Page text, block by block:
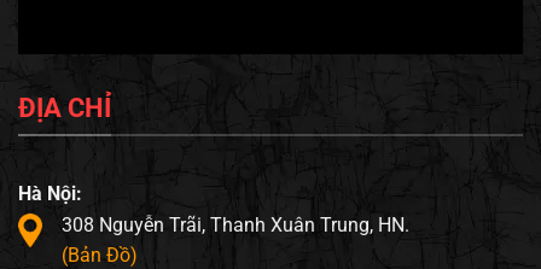
ĐỊA CHỈ
Hà Nội:
308 Nguyễn Trãi, Thanh Xuân Trung, HN.
(Bản Đồ)